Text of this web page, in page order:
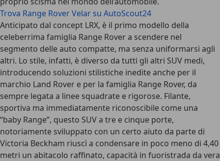
Trova Range Rover Velar su AutoScout24
Anticipato dal concept LRX, è il primo modello della
celeberrima famiglia Range Rover a scendere nel
segmento delle auto compatte, ma senza uniformarsi agli
altri. Lo stile, infatti, è diverso da tutti gli altri SUV medi,
introducendo soluzioni stilistiche inedite anche per il
marchio Land Rover e per la famiglia Range Rover, da
sempre legata a linee squadrate e rigorose. Filante,
sportiva ma immediatamente riconoscibile come una
“baby Range”, questo SUV a tre e cinque porte,
notoriamente sviluppato con un certo aiuto da parte di
Victoria Beckham riuscì a condensare in poco meno di 4,40
metri un abitacolo raffinato, capacità in fuoristrada da vera